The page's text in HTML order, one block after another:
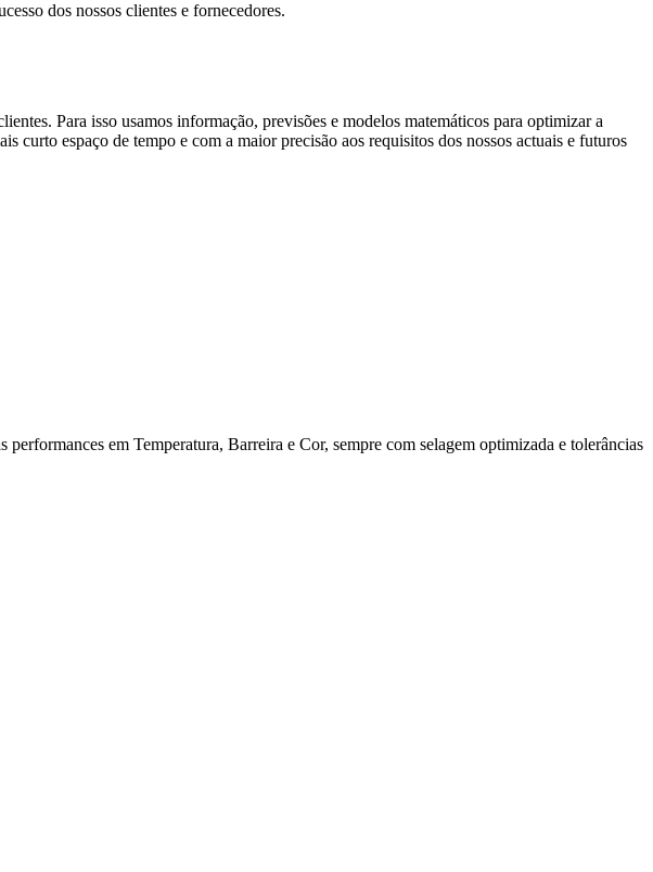
dos nossos clientes e fornecedores.
Para isso usamos informação, previsões e modelos matemáticos para optimizar a
curto espaço de tempo e com a maior precisão aos requisitos dos nossos actuais e futuros
em Temperatura, Barreira e Cor, sempre com selagem optimizada e tolerâncias